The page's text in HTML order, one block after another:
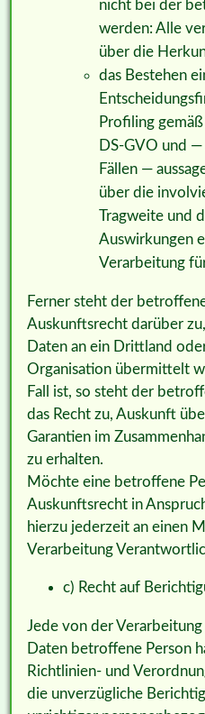
nicht bei der
werden: Alle
über die
das Bestehen
Profiling
DS-GVO und
Fällen —
über die
Tragweite und
Auswirkungen
Verarbeitung
Ferner steht der
Auskunftsrecht darüber
Daten an ein Drittland
Organisation übermittelt
Fall ist, so steht der
das Recht zu, Auskunft
Garantien im
zu erhalten.
Möchte eine betroffene
Auskunftsrecht in
hierzu jederzeit an einen
Verarbeitung
c) Recht auf
Jede von der
Daten betroffene Person
Richtlinien- und
die unverzügliche